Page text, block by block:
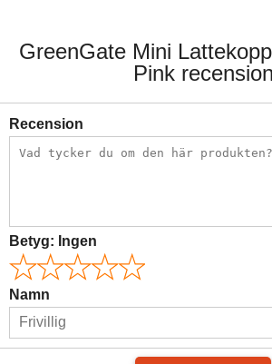
GreenGate Mini
Pink recension
Recension
Betyg: Ingen
Namn